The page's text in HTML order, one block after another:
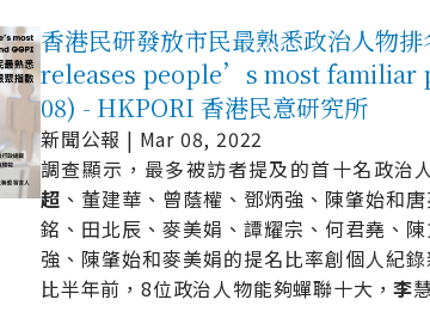
香港民研發放市民最熟悉政治人物
releases people’s most familiar
08) - HKPORI 香港民意研究所
新聞公報 | Mar 08, 2022
調查顯示，最多被訪者提及的首十名政治
超 、董建華、曾蔭權、鄧炳強、陳肇始和
銘、田北辰、麥美娟、譚耀宗、何君堯、
強、陳肇始和麥美娟的提名比率創個人紀
比半年前，8位政治人物能夠蟬聯十大，李